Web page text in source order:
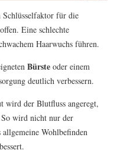
Schlüsselfaktor für die
Eine schlechte
Haarwuchs führen.
Bürste oder einem
deutlich verbessern.
wird der Blutfluss angeregt,
wird nicht nur der
allgemeine Wohlbefinden